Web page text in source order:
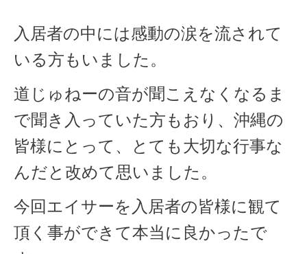
入居者の中には感動の涙を流されて
いる方もいました。
道じゅねーの音が聞こえなくなるま
で聞き入っていた方もおり、沖縄の
皆様にとって、とても大切な行事な
んだと改めて思いました。
今回エイサーを入居者の皆様に観て
頂く事ができて本当に良かったで